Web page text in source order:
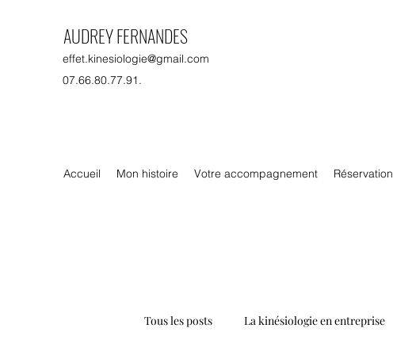
AUDREY FERNANDES
effet.kinesiologie@gmail.com
07.66.80.77.91.
Accueil Mon histoire Votre accompagnement Réservation
Tous les posts La kinésiologie en entreprise